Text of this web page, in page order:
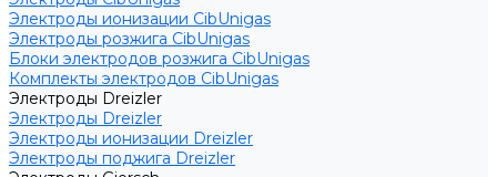
Электроды ионизации CibUnigas
Электроды розжига CibUnigas
Блоки электродов розжига CibUnigas
Комплекты электродов CibUnigas
Электроды Dreizler
Электроды Dreizler
Электроды ионизации Dreizler
Электроды поджига Dreizler